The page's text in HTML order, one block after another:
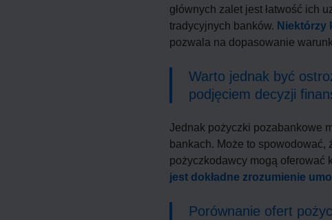
głównych zalet jest łatwość ich
tradycyjnych banków. Niektórzy
pozwala na dopasowanie
Warto jednak być
podjęciem decyzji
Jednak pożyczki pozabankowe
bankach. Może to spowodować,
pożyczkodawcy mogą oferować
jest dokładne zrozumienie
Porównanie ofert